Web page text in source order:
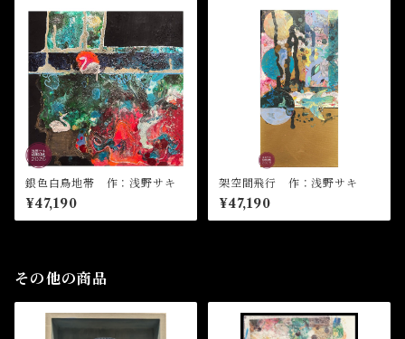
銀色白鳥地帯 作：浅野サキ
¥47,190
架空間飛行 作：浅野サキ
¥47,190
その他の商品